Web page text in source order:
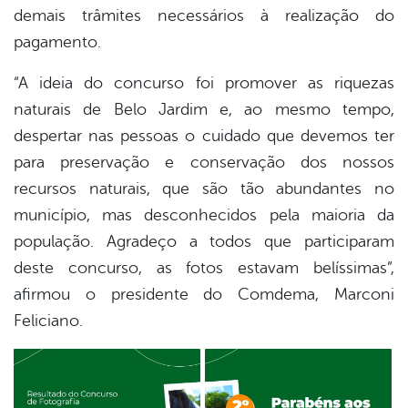
demais trâmites necessários à realização do
pagamento.
“A ideia do concurso foi promover as riquezas
naturais de Belo Jardim e, ao mesmo tempo,
despertar nas pessoas o cuidado que devemos ter
para preservação e conservação dos nossos
recursos naturais, que são tão abundantes no
município, mas desconhecidos pela maioria da
população. Agradeço a todos que participaram
deste concurso, as fotos estavam belíssimas”,
afirmou o presidente do Comdema, Marconi
Feliciano.